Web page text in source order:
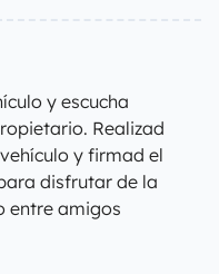
y escucha
Realizad
y firmad el
disfrutar de la
entre amigos